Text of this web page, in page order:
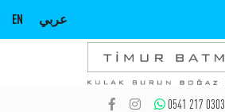
EN عربي
0541 217 0303